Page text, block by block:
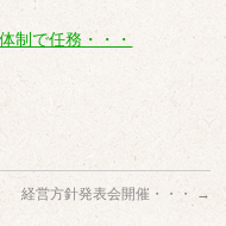
制で任務・・・
経営方針発表会開催・・・ →